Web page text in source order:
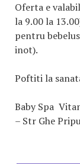
Oferta e
la 9.00 la
pentru
inot).
Poftiti la
Baby Spa
– Str Ghe